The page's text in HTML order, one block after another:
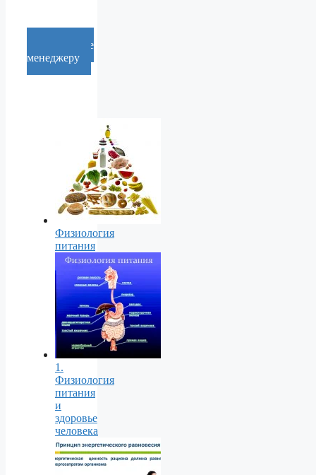
Cообщение
менеджеру
Физиология
питания
1.
Физиология
питания
и
здоровье
человека